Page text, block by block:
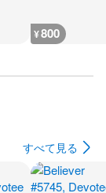
¥800
すべて見る